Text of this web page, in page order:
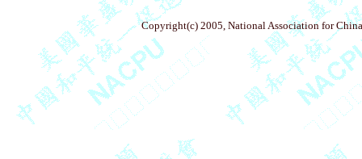
Copyright(c) 2005, National Association for